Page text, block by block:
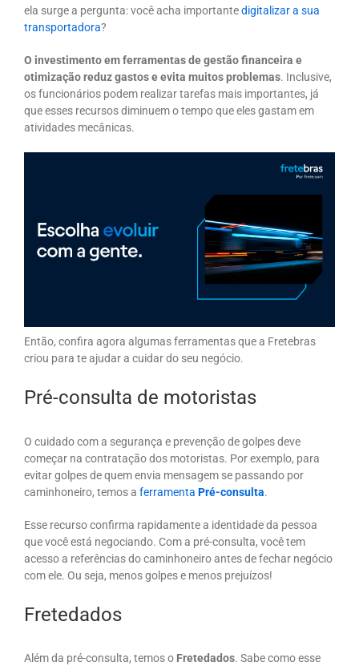
ela surge a pergunta: você acha importantedigitalizar a sua
transportadora?
O investimento em ferramentas de gestão financeira e
otimização reduz gastos e evita muitos problemas. Inclusive,
os funcionários podem realizar tarefas mais importantes, já
que esses recursos diminuem o tempo que eles gastam em
atividades mecânicas.
Então, confira agora algumas ferramentas que a Fretebras
criou para te ajudar a cuidar do seu negócio.
Pré-consulta de motoristas
O cuidado com a segurança e prevenção de golpes deve
começar na contratação dos motoristas. Por exemplo, para
evitar golpes de quem envia mensagem se passando por
caminhoneiro, temos a ferramenta Pré-consulta.
Esse recurso confirma rapidamente a identidade da pessoa
que você está negociando. Com a pré-consulta, você tem
acesso a referências do caminhoneiro antes de fechar negócio
com ele. Ou seja, menos golpes e menos prejuízos!
Fretedados
Além da pré-consulta, temos o Fretedados. Sabe como esse